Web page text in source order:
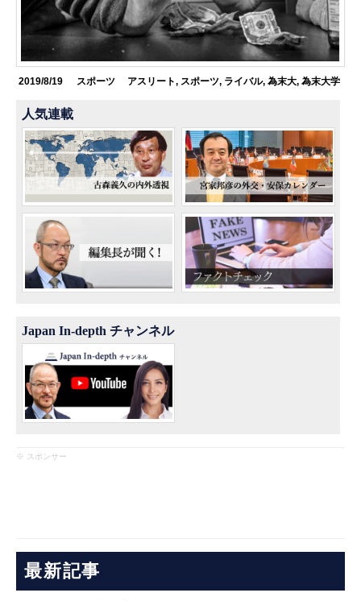
2019/8/19 スポーツ アスリート, スポーツ, ライバル, 為末大, 為末大学
人気連載
Japan In-depth チャンネル
※ スポンサー
最新記事